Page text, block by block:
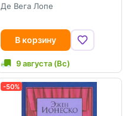
Де Вега Лопе
В корзину
9 августа (Вс)
-50%